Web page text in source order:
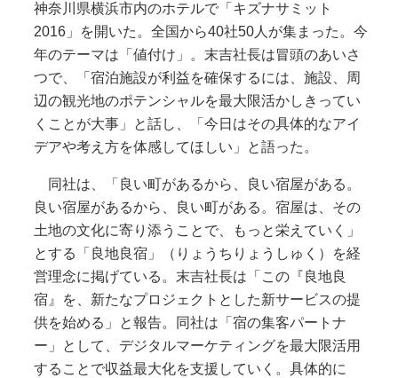
神奈川県横浜市内のホテルで「キズナサミット
2016」を開いた。全国から40社50人が集まった。今
年のテーマは「値付け」。末吉社長は冒頭のあいさ
つで、「宿泊施設が利益を確保するには、施設、周
辺の観光地のポテンシャルを最大限活かしきってい
くことが大事」と話し、「今日はその具体的なアイ
デアや考え方を体感してほしい」と語った。
同社は、「良い町があるから、良い宿屋がある。
良い宿屋があるから、良い町がある。宿屋は、その
土地の文化に寄り添うことで、もっと栄えていく」
とする「良地良宿」（りょうちりょうしゅく）を経
営理念に掲げている。末吉社長は「この『良地良
宿』を、新たなプロジェクトとした新サービスの提
供を始める」と報告。同社は「宿の集客パートナ
ー」として、デジタルマーケティングを最大限活用
することで収益最大化を支援していく。具体的に